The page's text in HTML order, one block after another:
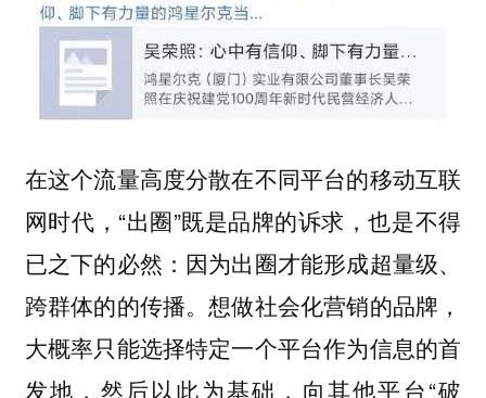
在这个流量高度分散在不同平台的移动互联
网时代，“出圈”既是品牌的诉求，也是不得
已之下的必然：因为出圈才能形成超量级、
跨群体的的传播。想做社会化营销的品牌，
大概率只能选择特定一个平台作为信息的首
发地，然后以此为基础，向其他平台“破